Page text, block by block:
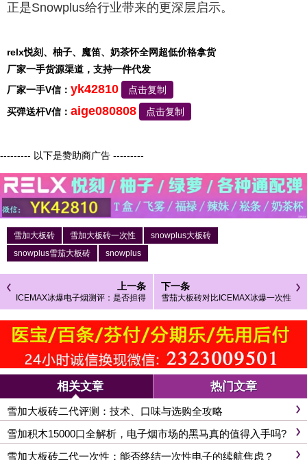
正是Snowplus给行业带来的更深层启示。
relx悦刻、柚子、魔笛、奶茶怀全网超低价格拿货
厂家一手货源渠道，支持一件代发
厂家一手V信： yk42810
点击复制
买弹送杆V信： aige080808 点击复制
--------- 以下是赞助商广告 ---------
雪加大板砖 雪加大板砖一次性
snowplus大板砖
snowplus雪茄大板砖
snowplus
上一条
ICEMAX冰爆电子烟测评：是否担得
起性价比之名？
下一条
雪茄大板砖对比ICEMAX冰爆一次性
电子烟，谁更胜一筹？
相关文章 热门文章
雪加大板砖二代评测：技术、口味与选购全攻略
雪加积木15000口全解析，电子烟市场的黑马真的值得入手吗?
雪加大板砖二代一次性：能否终结一次性电子的续航焦虑？